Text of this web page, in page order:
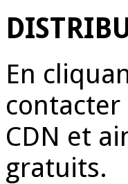
En
CDN et
gratuits.